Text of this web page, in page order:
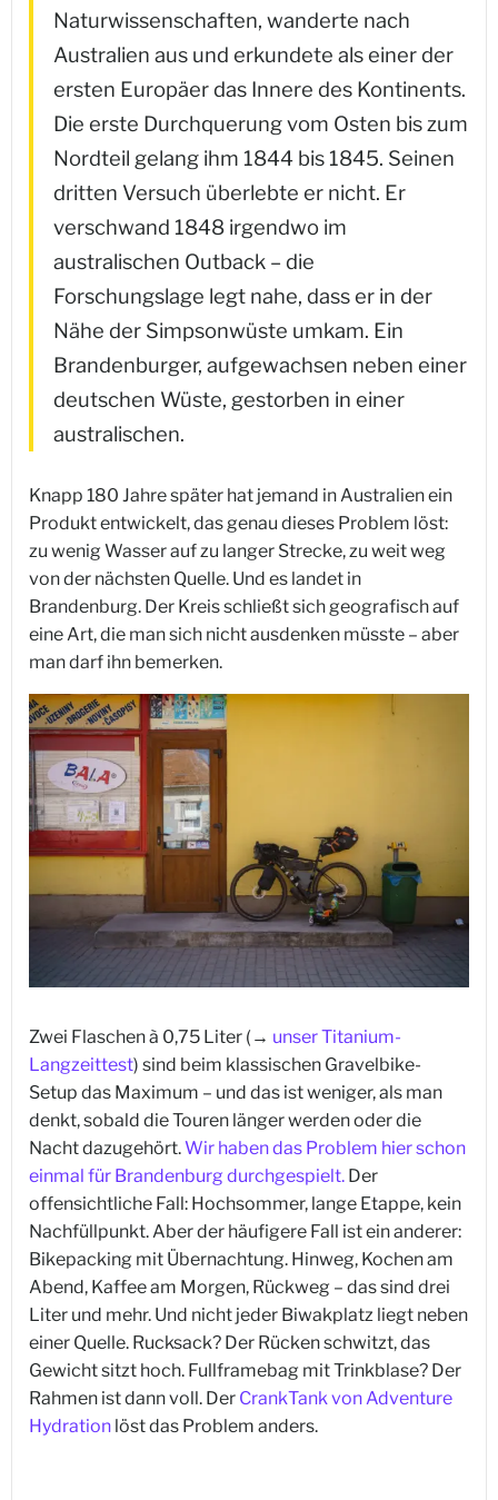
Naturwissenschaften, wanderte nach
Australien aus und erkundete als einer der
ersten Europäer das Innere des Kontinents.
Die erste Durchquerung vom Osten bis zum
Nordteil gelang ihm 1844 bis 1845. Seinen
dritten Versuch überlebte er nicht. Er
verschwand 1848 irgendwo im
australischen Outback – die
Forschungslage legt nahe, dass er in der
Nähe der Simpsonwüste umkam. Ein
Brandenburger, aufgewachsen neben einer
deutschen Wüste, gestorben in einer
australischen.
Knapp 180 Jahre später hat jemand in Australien ein
Produkt entwickelt, das genau dieses Problem löst:
zu wenig Wasser auf zu langer Strecke, zu weit weg
von der nächsten Quelle. Und es landet in
Brandenburg. Der Kreis schließt sich geografisch auf
eine Art, die man sich nicht ausdenken müsste – aber
man darf ihn bemerken.
Zwei Flaschen à 0,75 Liter (→ unser Titanium-
Langzeittest) sind beim klassischen Gravelbike-
Setup das Maximum – und das ist weniger, als man
denkt, sobald die Touren länger werden oder die
Nacht dazugehört.Wir haben das Problem hier schon
einmal für Brandenburg durchgespielt. Der
offensichtliche Fall: Hochsommer, lange Etappe, kein
Nachfüllpunkt. Aber der häufigere Fall ist ein anderer:
Bikepacking mit Übernachtung. Hinweg, Kochen am
Abend, Kaffee am Morgen, Rückweg – das sind drei
Liter und mehr. Und nicht jeder Biwakplatz liegt neben
einer Quelle. Rucksack? Der Rücken schwitzt, das
Gewicht sitzt hoch. Fullframebag mit Trinkblase? Der
Rahmen ist dann voll. Der CrankTank von Adventure
Hydration löst das Problem anders.